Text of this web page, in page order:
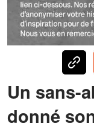
Un sans-
donné